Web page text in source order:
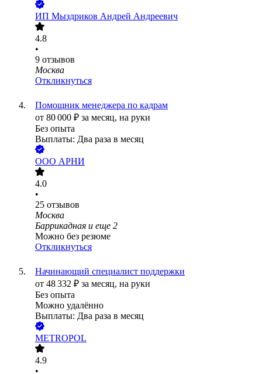
ИП Мыздриков Андрей Андреевич
4.8
•
9 отзывов
Москва
Откликнуться
Помощник менеджера по кадрам
от 80 000 ₽ за месяц, на руки
Без опыта
Выплаты: Два раза в месяц
ООО АРНИ
4.0
•
25 отзывов
Москва
Баррикадная и еще 2
Можно без резюме
Откликнуться
Начинающий специалист поддержки
от 48 332 ₽ за месяц, на руки
Без опыта
Можно удалённо
Выплаты: Два раза в месяц
METROPOL
4.9
•